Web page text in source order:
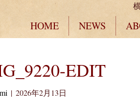
HOME NEWS
EDIT
| 2026年2月13日